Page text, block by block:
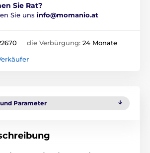
Sie Rat?
Sie uns info@momanio.at
die Verbürgung: 24 Monate
Parameter